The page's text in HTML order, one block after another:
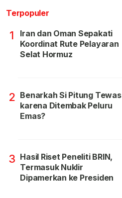
Terpopuler
1
Iran dan Oman Sepakati
Koordinat Rute Pelayaran
Selat Hormuz
2 Benarkah Si Pitung Tewas
karena Ditembak Peluru
Emas?
3 Hasil Riset Peneliti BRIN,
Termasuk Nuklir
Dipamerkan ke Presiden